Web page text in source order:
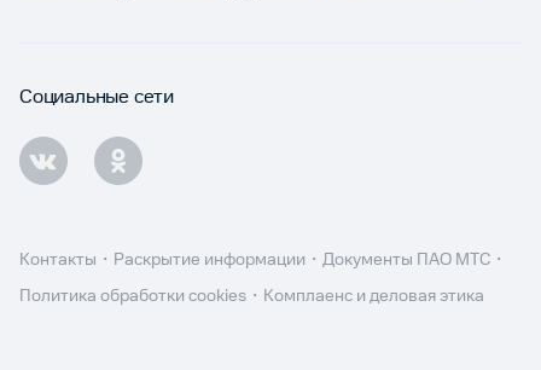
Социальные сети
Контакты Раскрытие информации
Документы ПАО МТС
Политика обработки cookies
Комплаенс и деловая этика